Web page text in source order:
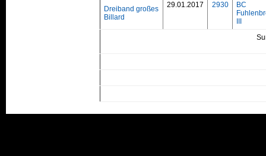
Dreiband großes
Billard
29.01.2017 2930
BC